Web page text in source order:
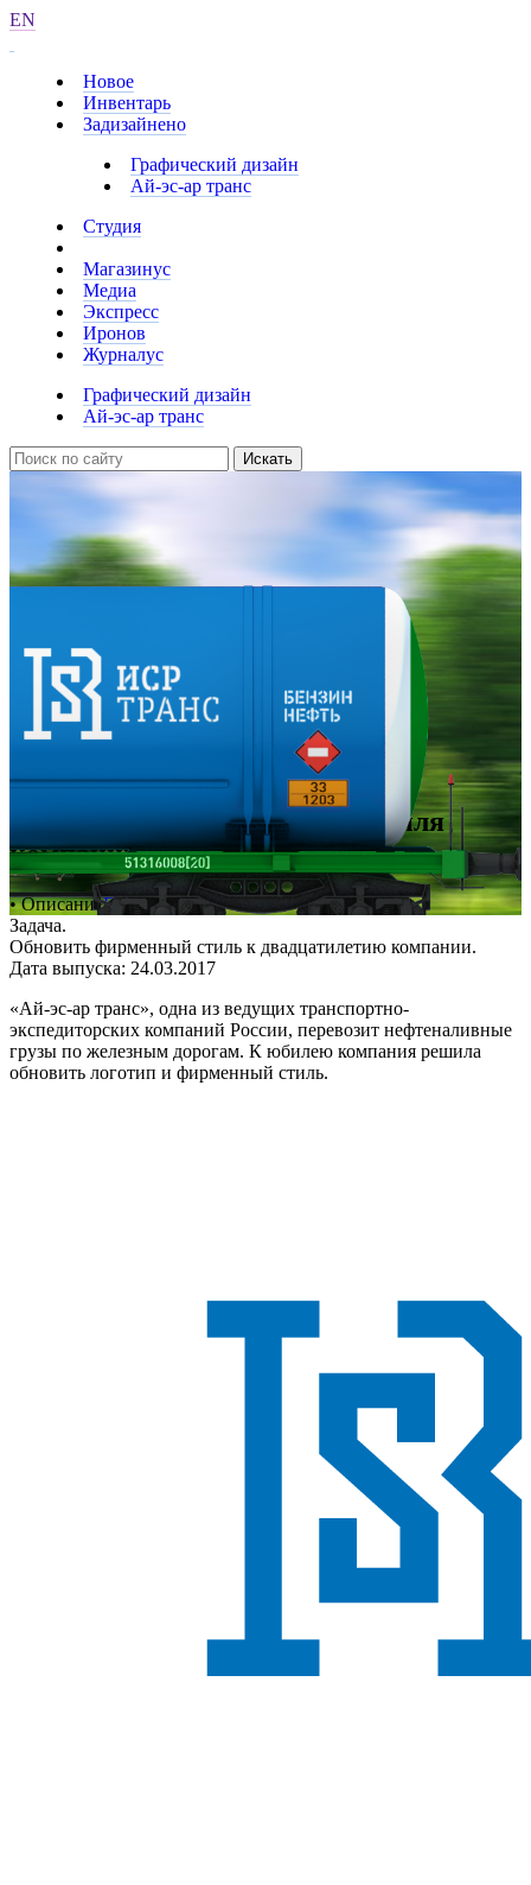
EN
Новое
Инвентарь
Задизайнено
Графический дизайн
Ай-эс-ар транс
Студия
Магазинус
Медиа
Экспресс
Иронов
Журналус
Графический дизайн
Ай-эс-ар транс
Искать
Вторая версия фирменного стиля
компании «Ай-эс-ар транс»
• ОписаниеПроцесс
Задача.
Обновить фирменный стиль к двадцатилетию компании.
Дата выпуска: 24.03.2017
«Ай-эс-ар транс», одна из ведущих транспортно-
экспедиторских компаний России, перевозит нефтеналивные
грузы по железным дорогам. К юбилею компания решила
обновить логотип и фирменный стиль.